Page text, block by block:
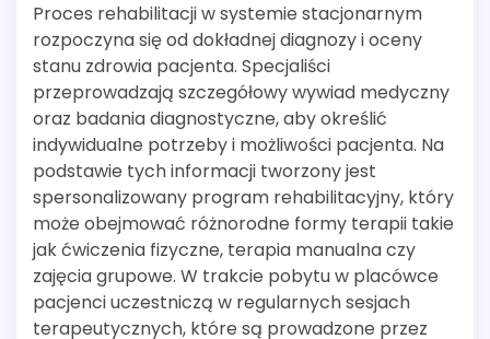
Proces rehabilitacji w systemie stacjonarnym
rozpoczyna się od dokładnej diagnozy i oceny
stanu zdrowia pacjenta. Specjaliści
przeprowadzają szczegółowy wywiad medyczny
oraz badania diagnostyczne, aby określić
indywidualne potrzeby i możliwości pacjenta. Na
podstawie tych informacji tworzony jest
spersonalizowany program rehabilitacyjny, który
może obejmować różnorodne formy terapii takie
jak ćwiczenia fizyczne, terapia manualna czy
zajęcia grupowe. W trakcie pobytu w placówce
pacjenci uczestniczą w regularnych sesjach
terapeutycznych, które są prowadzone przez